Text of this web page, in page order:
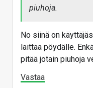
piuhoja.
No siinä on
laittaa pöydälle.
pitää jotain piuhoja
Vastaa